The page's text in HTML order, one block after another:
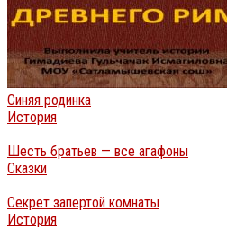
Синяя родинка
История
Шесть братьев — все агафоны
Сказки
Секрет запертой комнаты
История